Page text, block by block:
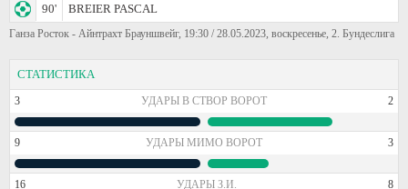
90'
BREIER PASCAL
Ганза Росток - Айнтрахт Брауншвейг, 19:30 / 28.05.2023, воскресенье, 2. Бундеслига
СТАТИСТИКА
3 УДАРЫ В СТВОР ВОРОТ 2
9 УДАРЫ МИМО ВОРОТ 3
16 УДАРЫ З.И. 8